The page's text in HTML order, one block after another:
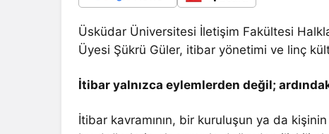
Üsküdar Üniversitesi İletişim Fakültesi
Üyesi Şükrü Güler, itibar yönetimi ve linç
İtibar yalnızca eylemlerden değil;
İtibar kavramının, bir kuruluşun ya da